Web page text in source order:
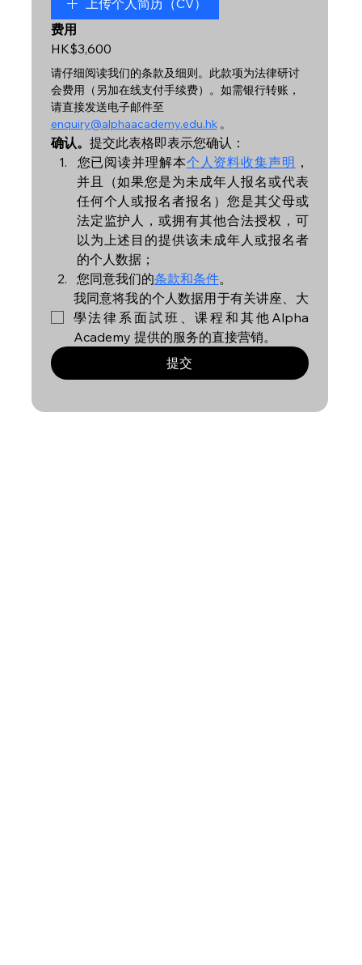
费用
HK$3,600
请仔细阅读我们的条款及细则。此款项为法律研讨
会费用（另加在线支付手续费）。如需银行转账，
请直接发送电子邮件至
enquiry@alphaacademy.edu.hk 。
确认。 提交此表格即表示您确认：
您已阅读并理解本个人资料收集声明 ，
并且（如果您是为未成年人报名或代表
任何个人或报名者报名）您是其父母或
法定监护人，或拥有其他合法授权，可
以为上述目的提供该未成年人或报名者
的个人数据；
您同意我们的条款和条件。
我同意将我的个人数据用于有关讲座、大
學法律系面試班、课程和其他Alpha
Academy 提供的服务的直接营销。
提交